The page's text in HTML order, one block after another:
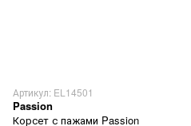
Артикул: EL14501
Passion
Корсет с пажами Passion